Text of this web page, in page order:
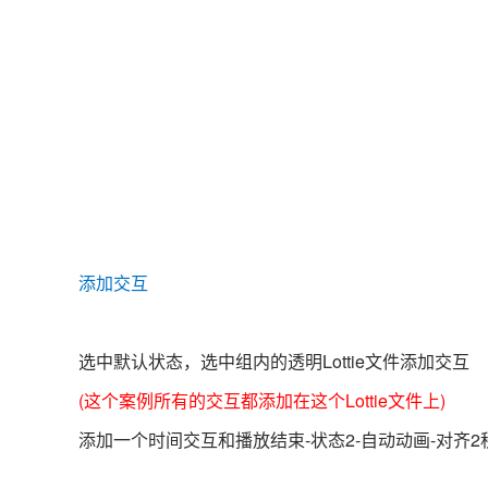
添加交互
选中默认状态，选中组内的透明Lottie文件添加交互
(这个案例所有的交互都添加在这个Lottie文件上)
添加一个时间交互和播放结束-状态2-自动动画-对齐2